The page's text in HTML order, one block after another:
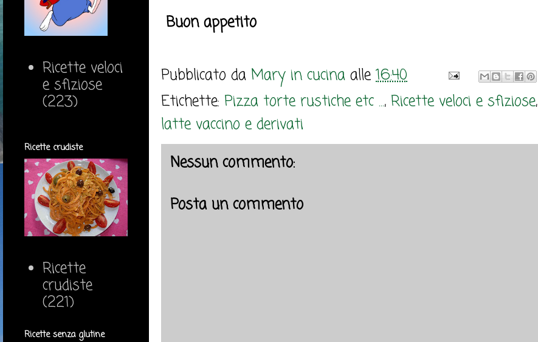
Buon appetito
Pubblicato da Mary in cucina alle 16:40
Etichette: Pizza torte rustiche etc ..., Ricette veloci e sfiziose,
latte vaccino e derivati
Nessun commento:
Posta un commento
Ricette veloci
e sfiziose
(223)
Ricette crudiste
Ricette
crudiste
(221)
Ricette senza glutine